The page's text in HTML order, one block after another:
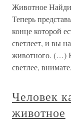
Животное
Теперь
конце которой
светлеет, и вы
животного. (…) В
светлее,
Человек
животное